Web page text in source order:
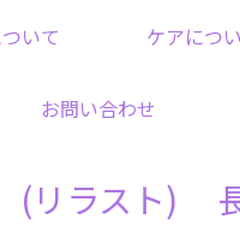
リラスト)
いて ケアにつ
お問い合わせ